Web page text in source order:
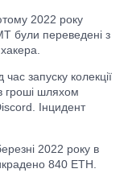
2022 року
були переведені з
час запуску колекції
гроші шляхом
Інцидент
2022 року в
840 ETH.